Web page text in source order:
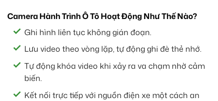
Camera Hành Trình Ô Tô Hoạt Động Như Thế Nào?
Ghi hình liên tục không gián đoạn.
Lưu video theo vòng lặp, tự động ghi đè thẻ nhớ.
Tự động khóa video khi xảy ra va chạm nhờ cảm
biến.
Kết nối trực tiếp với nguồn điện xe một cách an